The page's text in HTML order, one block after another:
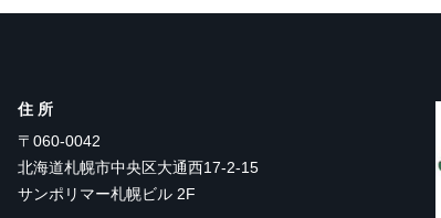
住所
〒060-0042
北海道札幌市中央区大通西17-2-15
サンポリマー札幌ビル 2F